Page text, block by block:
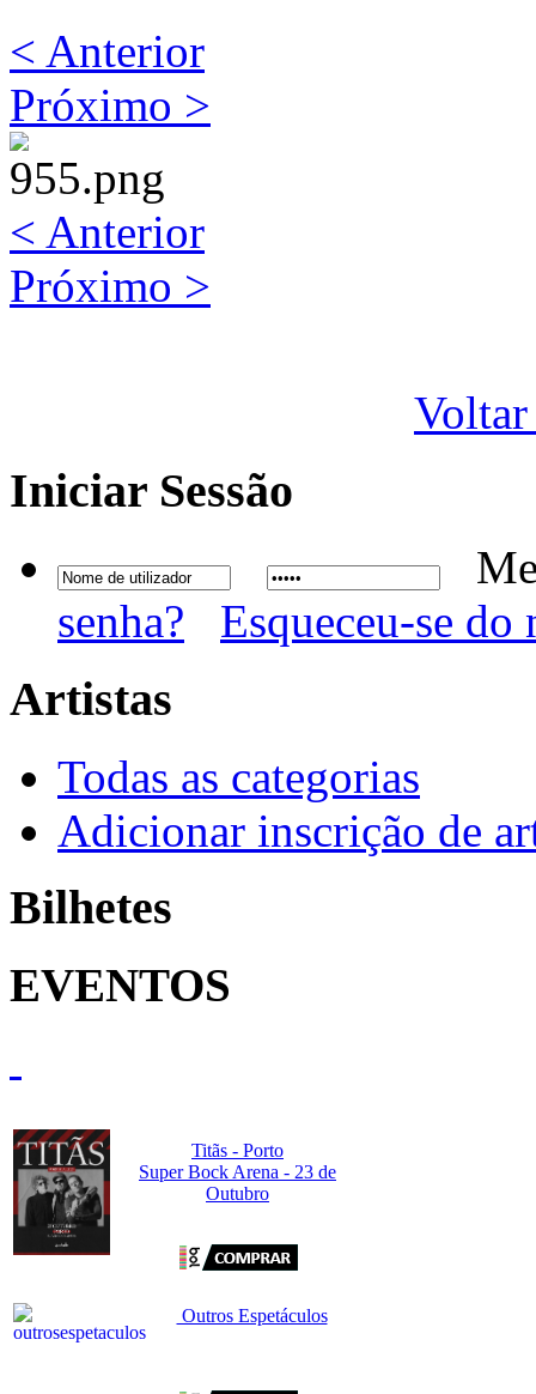
< Anterior
Próximo >
< Anterior
Próximo >
Voltar
Iniciar Sessão
senha?
Esqueceu-se
Artistas
Todas as categorias
Adicionar inscrição de
Bilhetes
EVENTOS
Titãs - Porto
Super Bock Arena - 23 de
Outubro
Outros Espetáculos